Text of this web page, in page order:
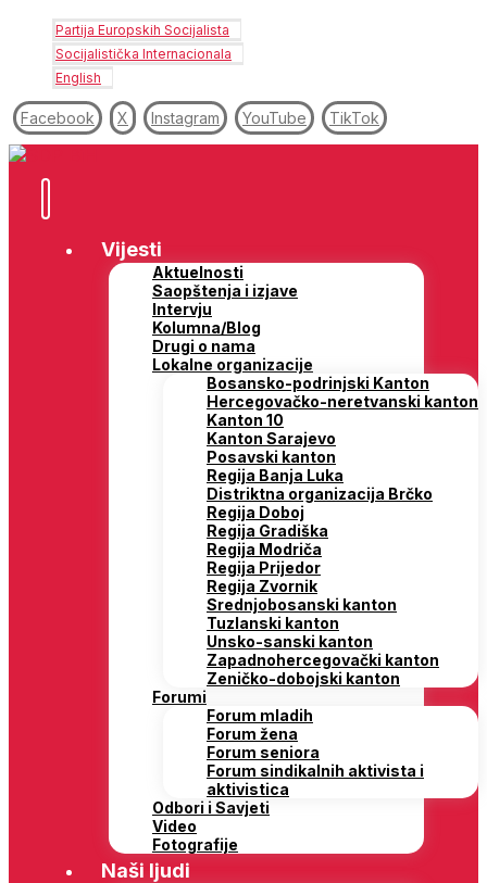
Partija Europskih Socijalista
Socijalistička Internacionala
English
Facebook X Instagram YouTube TikTok
Vijesti
Aktuelnosti
Saopštenja i izjave
Intervju
Kolumna/Blog
Drugi o nama
Lokalne organizacije
Bosansko-podrinjski Kanton
Hercegovačko-neretvanski kanton
Kanton 10
Kanton Sarajevo
Posavski kanton
Regija Banja Luka
Distriktna organizacija Brčko
Regija Doboj
Regija Gradiška
Regija Modriča
Regija Prijedor
Regija Zvornik
Srednjobosanski kanton
Tuzlanski kanton
Unsko-sanski kanton
Zapadnohercegovački kanton
Zeničko-dobojski kanton
Forumi
Forum mladih
Forum žena
Forum seniora
Forum sindikalnih aktivista i
aktivistica
Odbori i Savjeti
Video
Fotografije
Naši ljudi